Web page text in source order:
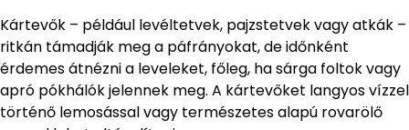
Kártevők – például levéltetvek, pajzstetvek vagy atkák –
ritkán támadják meg a páfrányokat, de időnként
érdemes átnézni a leveleket, főleg, ha sárga foltok vagy
apró pókhálók jelennek meg. A kártevőket langyos vízzel
történő lemosással vagy természetes alapú rovarölő